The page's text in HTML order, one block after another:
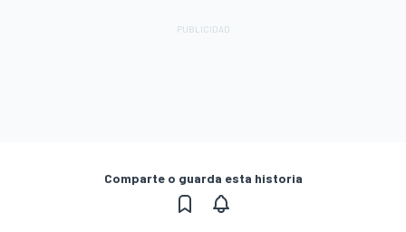
Comparte o guarda esta historia